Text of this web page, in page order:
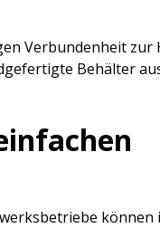
Verbundenheit zur
Behälter
können